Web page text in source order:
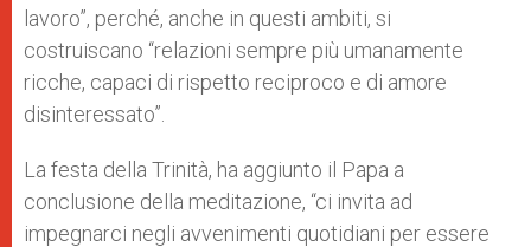
lavoro”, perché, anche in questi ambiti, si
costruiscano “relazioni sempre più umanamente
ricche, capaci di rispetto reciproco e di amore
disinteressato”.
La festa della Trinità, ha aggiunto il Papa a
conclusione della meditazione, “ci invita ad
impegnarci negli avvenimenti quotidiani per essere